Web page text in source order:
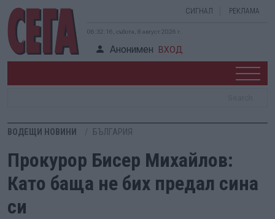
СИГНАЛ РЕКЛАМА
06:32:17, събота, 8 август 2026 г.
Анонимен ВХОД
ВОДЕЩИ НОВИНИ БЪЛГАРИЯ
Прокурор Бисер Михайлов:
Като баща не бих предал сина
си